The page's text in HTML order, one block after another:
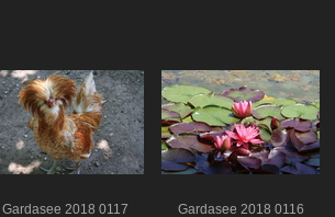
Gardasee 2018 0117 Gardasee 2018 0116